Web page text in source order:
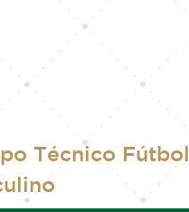
Técnico Fútbol